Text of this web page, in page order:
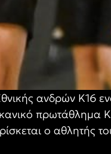
ανδρών Κ16
πρωτάθλημα
ο αθλητής